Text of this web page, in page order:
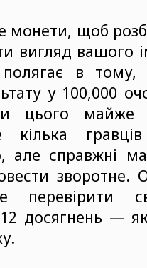
монети, щоб
вигляд вашого
полягає в
у 100,000
цього майже
але справжні
зворотне.
перевірити
досягнень —